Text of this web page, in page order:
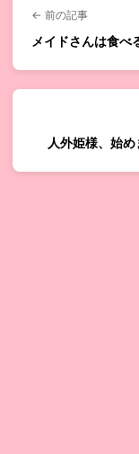
← 前の記事
メイドさんは食べ
人外姫様、始